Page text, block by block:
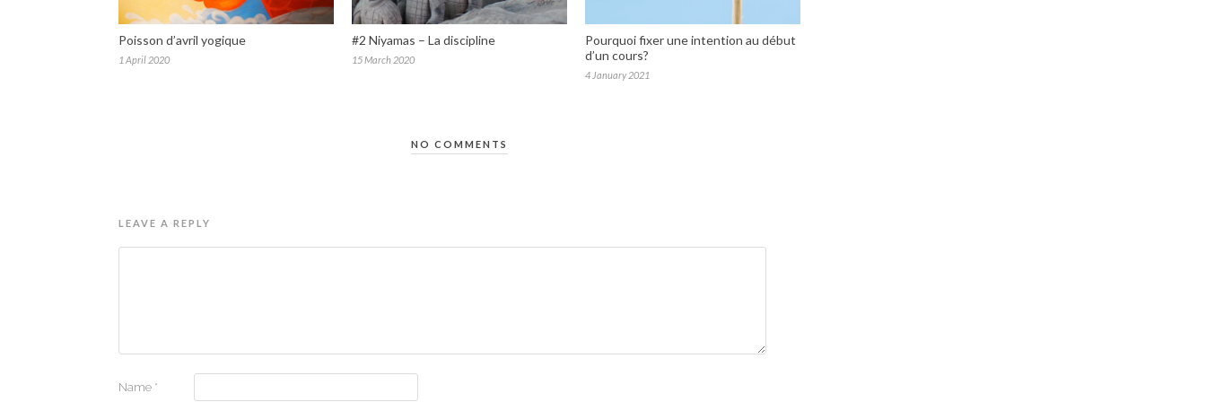
Poisson d’avril yogique
1 April 2020
#2 Niyamas – La discipline
15 March 2020
Pourquoi fixer une intention au début
d’un cours?
4 January 2021
NO COMMENTS
LEAVE A REPLY
Name *